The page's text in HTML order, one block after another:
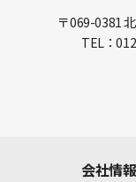
〒069-0381
TEL：
会社情報